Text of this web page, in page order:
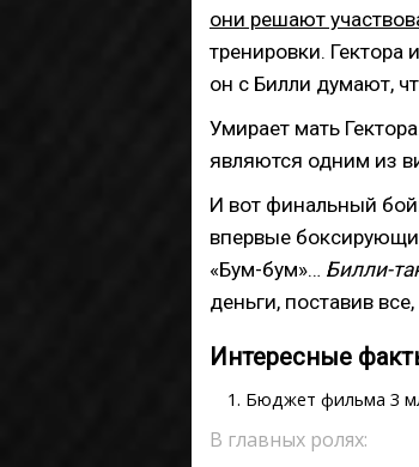
они решают
тренировки.
он с Билли думают,
Умирает мать
являются одним из
И вот финальный
впервые
«Бум-бум»… Билли-
деньги, поставив
Интересные
Бюджет фильма 3
В главных ролях: